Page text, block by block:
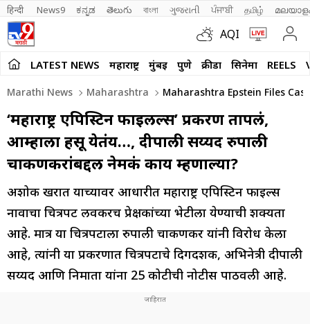
हिन्दी News9 ಕನ್ನಡ తెలుగు বাংলা ગુજરાતી ਪੰਜਾਬੀ தமிழ்
AQI
LATEST NEWS महाराष्ट्र मुंबई पुणे क्रीडा सिनेमा REELS
Marathi News Maharashtra Maharashtra Epstein Files
‘महाराष्ट्र एपिस्टिन फाईलल्स’ प्रकरण तापलं,
आम्हाला हसू येतंय…, दीपाली सय्यद रुपाली
चाकणकरांबद्दल नेमकं काय म्हणाल्या?
अशोक खरात याच्यावर आधारीत महाराष्ट्र एपिस्टिन फाईल्स
नावाचा चित्रपट लवकरच प्रेक्षकांच्या भेटीला येण्याची शक्यता
आहे. मात्र या चित्रपटाला रुपाली चाकणकर यांनी विरोध केला
आहे, त्यांनी या प्रकरणात चित्रपटाचे दिगदर्शक, अभिनेत्री दीपाली
सय्यद आणि निर्माता यांना 25 कोटीची नोटीस पाठवली आहे.